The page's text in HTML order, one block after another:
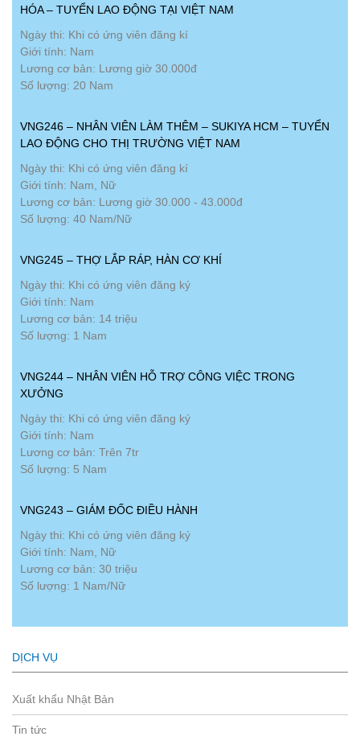
HÓA – TUYỂN LAO ĐỘNG TẠI VIỆT NAM
Ngày thi: Khi có ứng viên đăng kí
Giới tính: Nam
Lương cơ bản: Lương giờ 30.000đ
Số lượng: 20 Nam
VNG246 – NHÂN VIÊN LÀM THÊM – SUKIYA HCM – TUYỂN
LAO ĐỘNG CHO THỊ TRƯỜNG VIỆT NAM
Ngày thi: Khi có ứng viên đăng kí
Giới tính: Nam, Nữ
Lương cơ bản: Lương giờ 30.000 - 43.000đ
Số lượng: 40 Nam/Nữ
VNG245 – THỢ LẮP RÁP, HÀN CƠ KHÍ
Ngày thi: Khi có ứng viên đăng ký
Giới tính: Nam
Lương cơ bản: 14 triệu
Số lượng: 1 Nam
VNG244 – NHÂN VIÊN HỖ TRỢ CÔNG VIỆC TRONG
XƯỞNG
Ngày thi: Khi có ứng viên đăng ký
Giới tính: Nam
Lương cơ bản: Trên 7tr
Số lượng: 5 Nam
VNG243 – GIÁM ĐỐC ĐIỀU HÀNH
Ngày thi: Khi có ứng viên đăng ký
Giới tính: Nam, Nữ
Lương cơ bản: 30 triệu
Số lượng: 1 Nam/Nữ
DỊCH VỤ
Xuất khẩu Nhật Bản
Tin tức